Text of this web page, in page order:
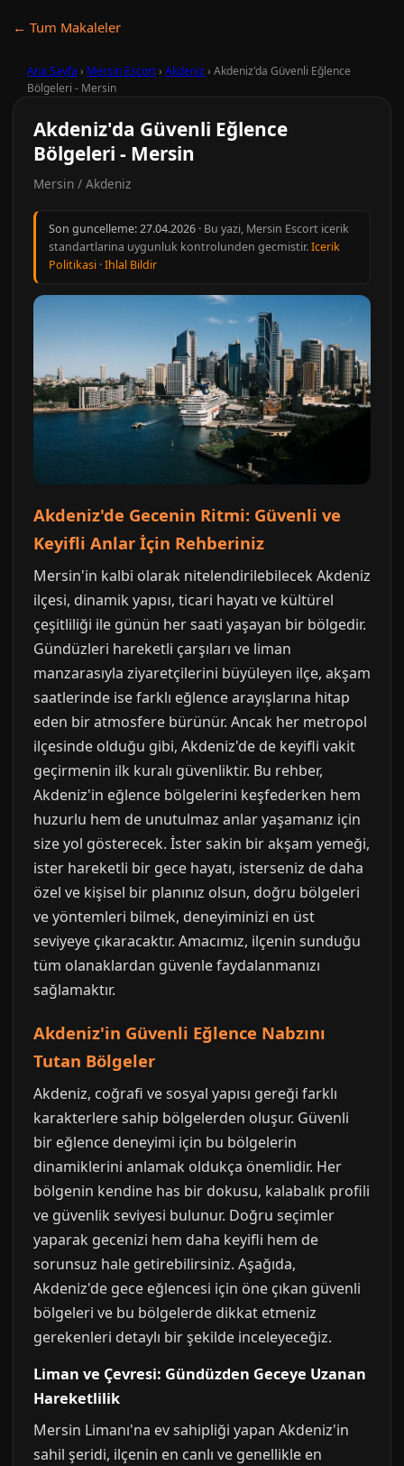
← Tum Makaleler
Ana Sayfa › Mersin Escort› Akdeniz› Akdeniz'da Güvenli Eğlence
Bölgeleri - Mersin
Akdeniz'da Güvenli Eğlence
Bölgeleri - Mersin
Mersin / Akdeniz
Son guncelleme:27.04.2026 · Bu yazi, Mersin Escort icerik
standartlarina uygunluk kontrolunden gecmistir.Icerik
Politikasi ·Ihlal Bildir
Akdeniz'de Gecenin Ritmi: Güvenli ve
Keyifli Anlar İçin Rehberiniz
Mersin'in kalbi olarak nitelendirilebilecek Akdeniz
ilçesi, dinamik yapısı, ticari hayatı ve kültürel
çeşitliliği ile günün her saati yaşayan bir bölgedir.
Gündüzleri hareketli çarşıları ve liman
manzarasıyla ziyaretçilerini büyüleyen ilçe, akşam
saatlerinde ise farklı eğlence arayışlarına hitap
eden bir atmosfere bürünür. Ancak her metropol
ilçesinde olduğu gibi, Akdeniz'de de keyifli vakit
geçirmenin ilk kuralı güvenliktir. Bu rehber,
Akdeniz'in eğlence bölgelerini keşfederken hem
huzurlu hem de unutulmaz anlar yaşamanız için
size yol gösterecek. İster sakin bir akşam yemeği,
ister hareketli bir gece hayatı, isterseniz de daha
özel ve kişisel bir planınız olsun, doğru bölgeleri
ve yöntemleri bilmek, deneyiminizi en üst
seviyeye çıkaracaktır. Amacımız, ilçenin sunduğu
tüm olanaklardan güvenle faydalanmanızı
sağlamaktır.
Akdeniz'in Güvenli Eğlence Nabzını
Tutan Bölgeler
Akdeniz, coğrafi ve sosyal yapısı gereği farklı
karakterlere sahip bölgelerden oluşur. Güvenli
bir eğlence deneyimi için bu bölgelerin
dinamiklerini anlamak oldukça önemlidir. Her
bölgenin kendine has bir dokusu, kalabalık profili
ve güvenlik seviyesi bulunur. Doğru seçimler
yaparak gecenizi hem daha keyifli hem de
sorunsuz hale getirebilirsiniz. Aşağıda,
Akdeniz'de gece eğlencesi için öne çıkan güvenli
bölgeleri ve bu bölgelerde dikkat etmeniz
gerekenleri detaylı bir şekilde inceleyeceğiz.
Liman ve Çevresi: Gündüzden Geceye Uzanan
Hareketlilik
Mersin Limanı'na ev sahipliği yapan Akdeniz'in
sahil şeridi, ilçenin en canlı ve genellikle en